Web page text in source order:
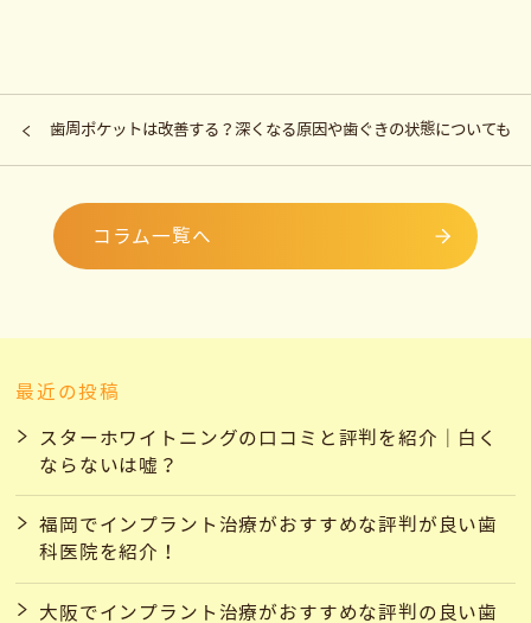
歯周ポケットは改善する？深くなる原因や歯ぐきの状態についても
コラム一覧へ
最近の投稿
スターホワイトニングの口コミと評判を紹介｜白く
ならないは嘘？
福岡でインプラント治療がおすすめな評判が良い歯
科医院を紹介！
大阪でインプラント治療がおすすめな評判の良い歯